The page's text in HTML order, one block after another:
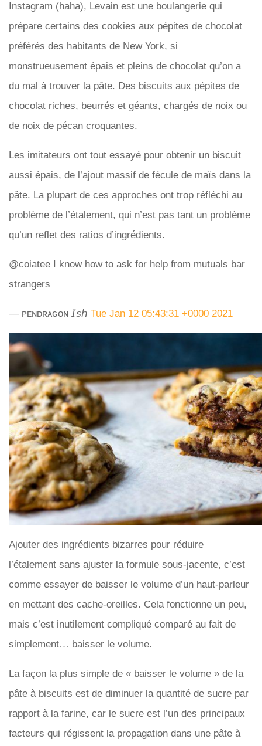
Instagram (haha), Levain est une boulangerie qui
prépare certains des cookies aux pépites de chocolat
préférés des habitants de New York, si
monstrueusement épais et pleins de chocolat qu’on a
du mal à trouver la pâte. Des biscuits aux pépites de
chocolat riches, beurrés et géants, chargés de noix ou
de noix de pécan croquantes.
Les imitateurs ont tout essayé pour obtenir un biscuit
aussi épais, de l’ajout massif de fécule de maïs dans la
pâte. La plupart de ces approches ont trop réfléchi au
problème de l’étalement, qui n’est pas tant un problème
qu’un reflet des ratios d’ingrédients.
@coiatee I know how to ask for help from mutuals bar
strangers
— ᴘᴇɴᴅʀᴀɢᴏɴ 𝘐𝘴𝘩 Tue Jan 12 05:43:31 +0000 2021
Ajouter des ingrédients bizarres pour réduire
l’étalement sans ajuster la formule sous-jacente, c’est
comme essayer de baisser le volume d’un haut-parleur
en mettant des cache-oreilles. Cela fonctionne un peu,
mais c’est inutilement compliqué comparé au fait de
simplement… baisser le volume.
La façon la plus simple de « baisser le volume » de la
pâte à biscuits est de diminuer la quantité de sucre par
rapport à la farine, car le sucre est l’un des principaux
facteurs qui régissent la propagation dans une pâte à